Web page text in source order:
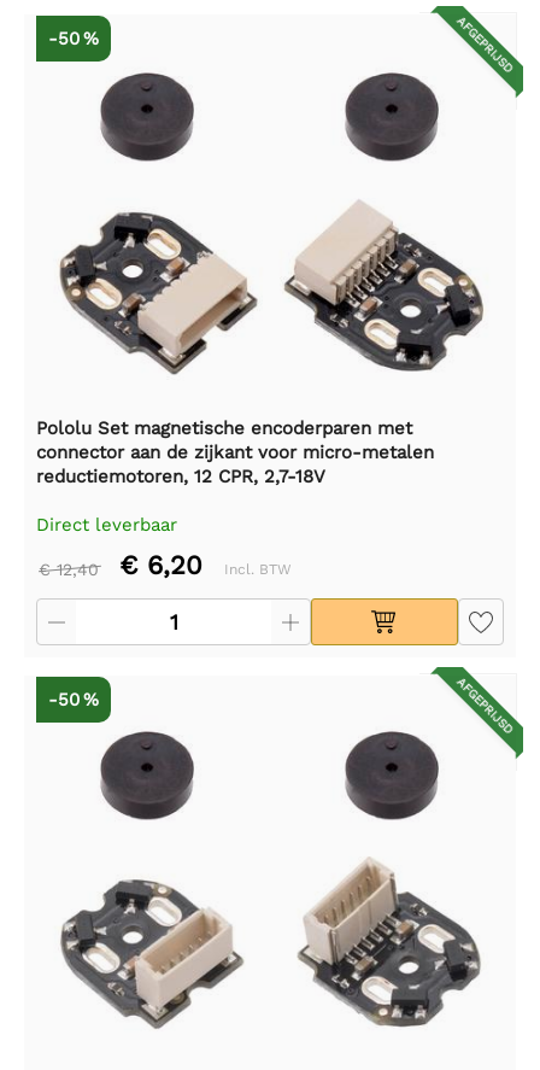
AFGEPRIJSD
-50 %
Pololu Set magnetische encoderparen met
connector aan de zijkant voor micro-metalen
reductiemotoren, 12 CPR, 2,7-18V
Direct leverbaar
€ 12,40 € 6,20 Incl. BTW
AFGEPRIJSD
-50 %